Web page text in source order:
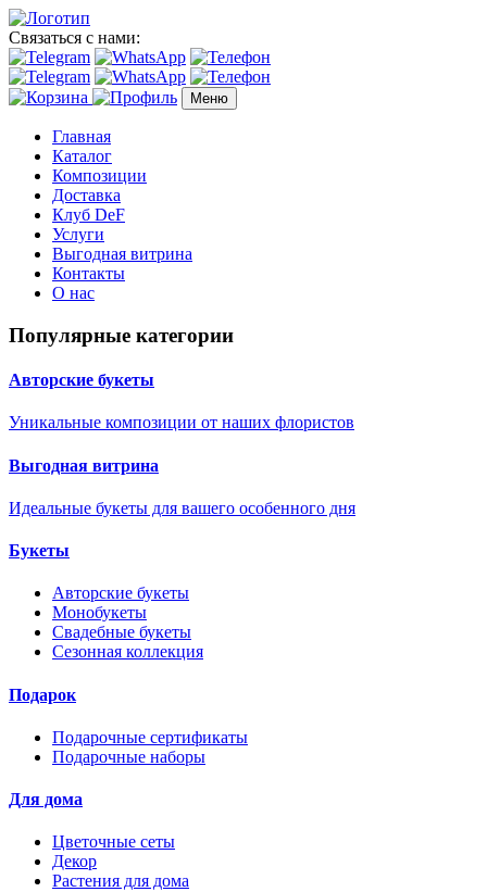
Связаться с нами:
Меню
Главная
Каталог
Композиции
Доставка
Клуб DeF
Услуги
Выгодная витрина
Контакты
О нас
Популярные категории
Авторские букеты
Уникальные композиции от наших флористов
Выгодная витрина
Идеальные букеты для вашего особенного дня
Букеты
Авторские букеты
Монобукеты
Свадебные букеты
Сезонная коллекция
Подарок
Подарочные сертификаты
Подарочные наборы
Для дома
Цветочные сеты
Декор
Растения для дома